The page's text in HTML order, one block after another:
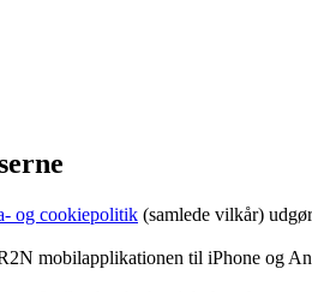
og cookiepolitik (samlede vilkår)
mobilapplikationen til iPhone og